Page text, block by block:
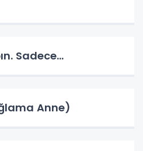
Sadece...
Anne)